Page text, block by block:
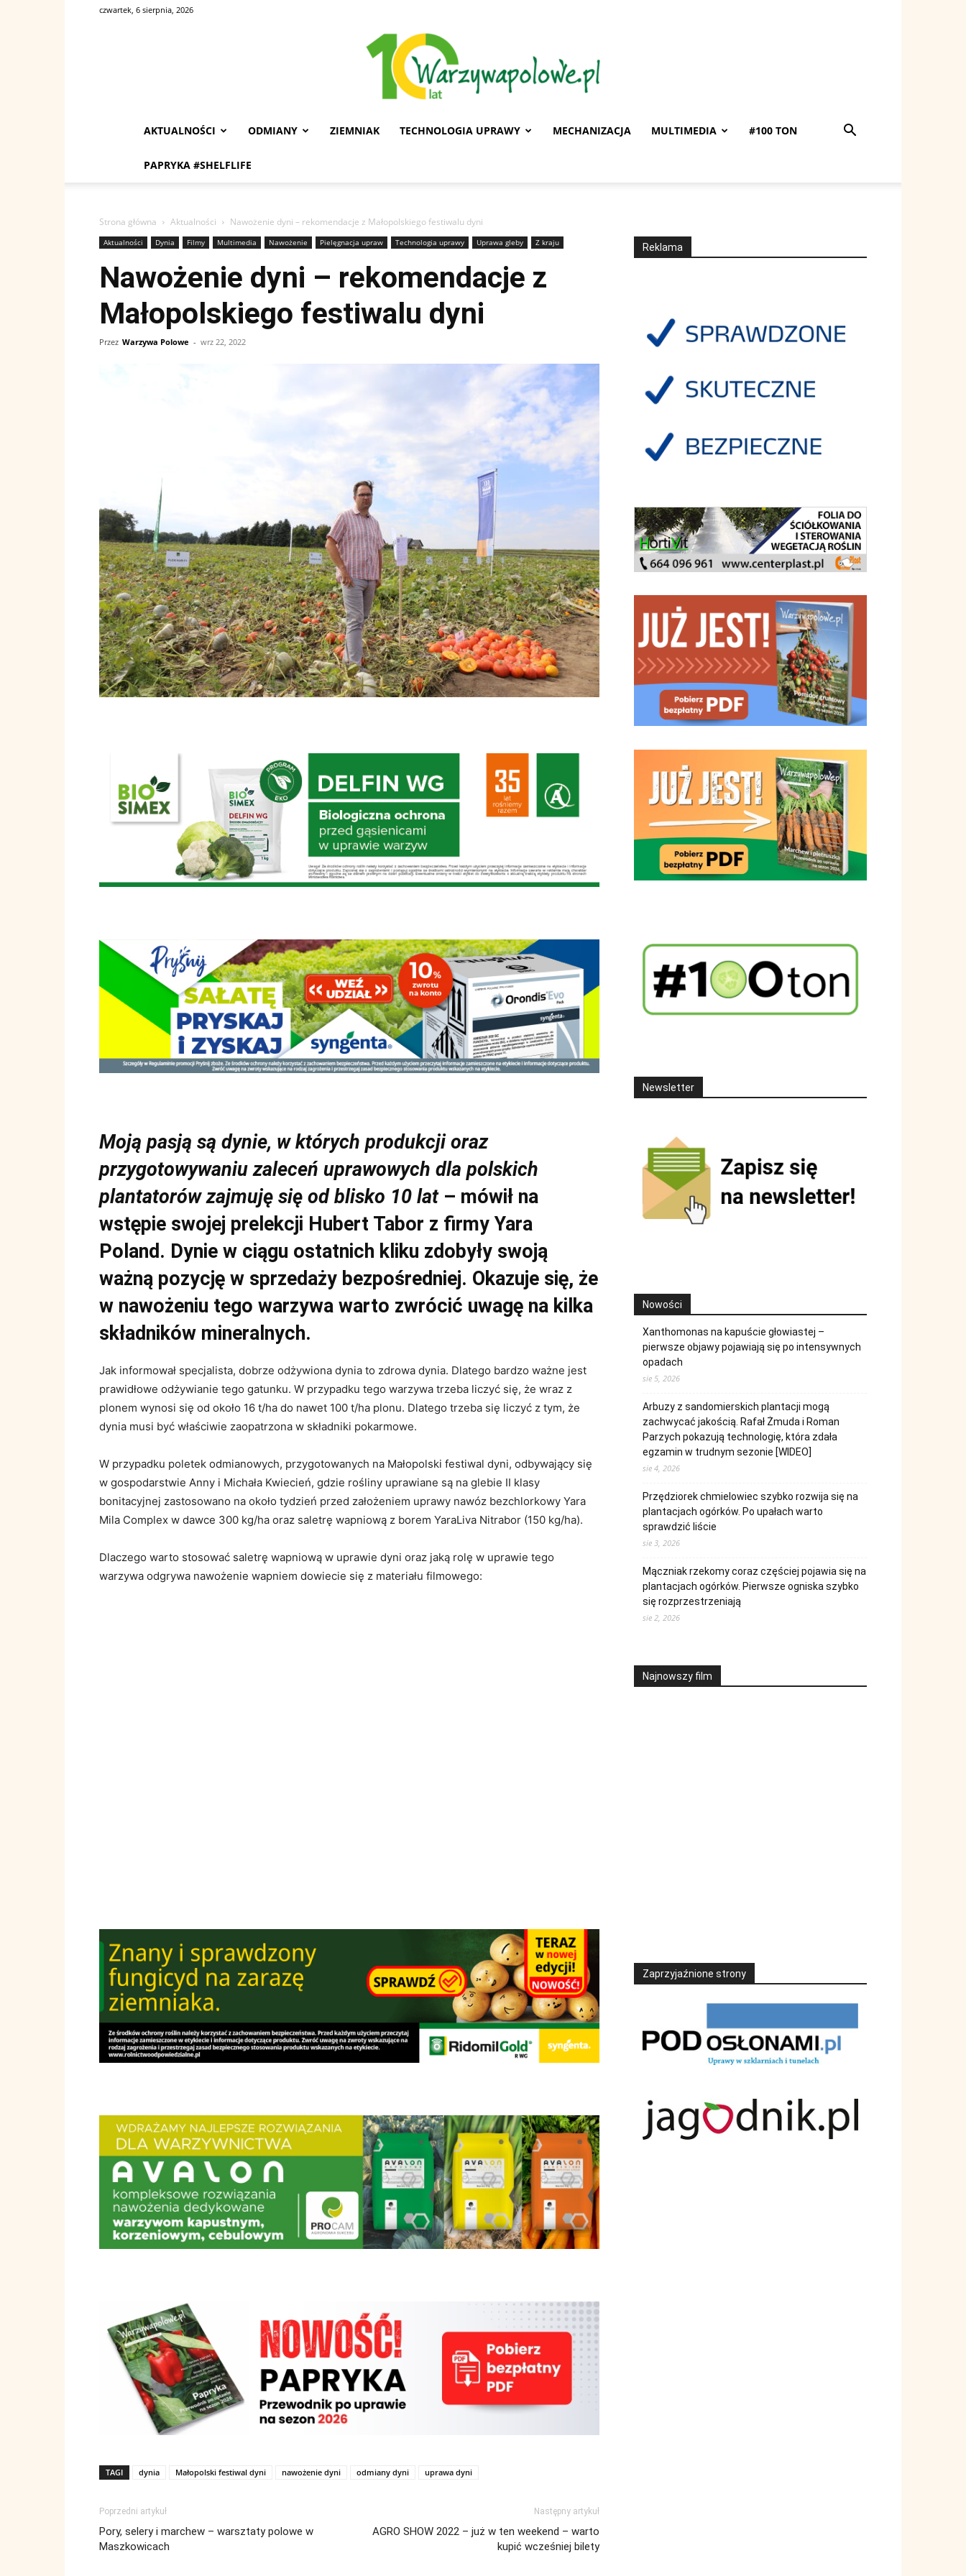
czwartek, 6 sierpnia, 2026
Polowe
AKTUALNOŚCI ODMIANY ZIEMNIAK TECHNOLOGIA UPRAWY MECHANIZACJA MULTIMEDIA #100 TON
PAPRYKA #SHELFLIFE
Strona główna Aktualności Nawożenie dyni – rekomendacje z Małopolskiego festiwalu dyni
Aktualności Dynia Filmy Multimedia Nawożenie Pielęgnacja upraw Technologia uprawy Uprawa gleby Z kraju
Nawożenie dyni – rekomendacje z
Małopolskiego festiwalu dyni
Przez Warzywa Polowe - wrz 22, 2022
Moją pasją są dynie, w których produkcji oraz
przygotowywaniu zaleceń uprawowych dla polskich
plantatorów zajmuję się od blisko 10 lat – mówił na
wstępie swojej prelekcji Hubert Tabor z firmy Yara
Poland. Dynie w ciągu ostatnich kliku zdobyły swoją
ważną pozycję w sprzedaży bezpośredniej. Okazuje się, że
w nawożeniu tego warzywa warto zwrócić uwagę na kilka
składników mineralnych.
Jak informował specjalista, dobrze odżywiona dynia to zdrowa dynia. Dlatego bardzo ważne jest
prawidłowe odżywianie tego gatunku. W przypadku tego warzywa trzeba liczyć się, że wraz z
plonem wynosi się od około 16 t/ha do nawet 100 t/ha plonu. Dlatego trzeba się liczyć z tym, że
dynia musi być właściwie zaopatrzona w składniki pokarmowe.
W przypadku poletek odmianowych, przygotowanych na Małopolski festiwal dyni, odbywający się
w gospodarstwie Anny i Michała Kwiecień, gdzie rośliny uprawiane są na glebie II klasy
bonitacyjnej zastosowano na około tydzień przed założeniem uprawy nawóz bezchlorkowy Yara
Mila Complex w dawce 300 kg/ha oraz saletrę wapniową z borem YaraLiva Nitrabor (150 kg/ha).
Dlaczego warto stosować saletrę wapniową w uprawie dyni oraz jaką rolę w uprawie tego
warzywa odgrywa nawożenie wapniem dowiecie się z materiału filmowego:
TAGI dynia Małopolski festiwal dyni nawożenie dyni odmiany dyni uprawa dyni
Poprzedni artykuł
Pory, selery i marchew – warsztaty polowe w
Maszkowicach
Następny artykuł
AGRO SHOW 2022 – już w ten weekend – warto
kupić wcześniej bilety
Reklama
Newsletter
Nowości
Xanthomonas na kapuście głowiastej –
pierwsze objawy pojawiają się po intensywnych
opadach
sie 5, 2026
Arbuzy z sandomierskich plantacji mogą
zachwycać jakością. Rafał Żmuda i Roman
Parzych pokazują technologię, która zdała
egzamin w trudnym sezonie [WIDEO]
sie 4, 2026
Przędziorek chmielowiec szybko rozwija się na
plantacjach ogórków. Po upałach warto
sprawdzić liście
sie 3, 2026
Mączniak rzekomy coraz częściej pojawia się na
plantacjach ogórków. Pierwsze ogniska szybko
się rozprzestrzeniają
sie 2, 2026
Najnowszy film
Zaprzyjaźnione strony